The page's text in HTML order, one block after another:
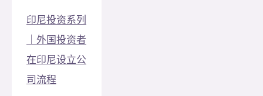
印尼投资系列
｜外国投资者
在印尼设立公
司流程